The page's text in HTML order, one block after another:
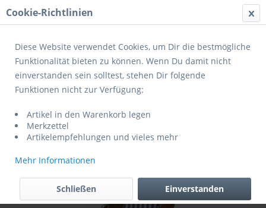
Menü
Übersicht Strandkörbe
STANDARD"
Cookie-Richtlinien
Diese Website verwendet Cookies, um Dir die bestmögliche
Funktionalität bieten zu können. Wenn Du damit nicht
einverstanden sein solltest, stehen Dir folgende
Funktionen nicht zur Verfügung:
Artikel in den Warenkorb legen
Merkzettel
Artikelempfehlungen und vieles mehr
Mehr Informationen
Einverstanden
Schließen